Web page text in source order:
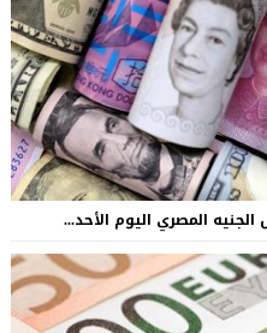
المصري اليوم الأحد...